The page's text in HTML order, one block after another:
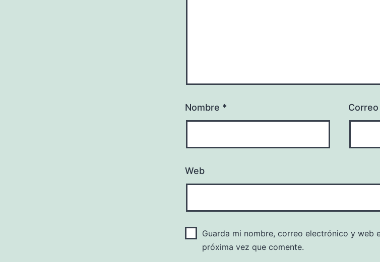
Nombre *
Web
Guarda mi nombre, correo electrónico y web
próxima vez que comente.